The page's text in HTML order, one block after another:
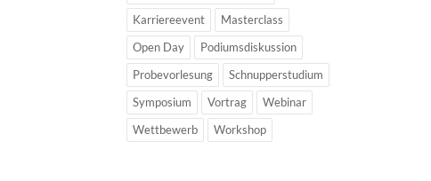
Karriereevent
Masterclass
Open Day
Podiumsdiskussion
Probevorlesung
Schnupperstudium
Symposium
Vortrag
Webinar
Wettbewerb
Workshop